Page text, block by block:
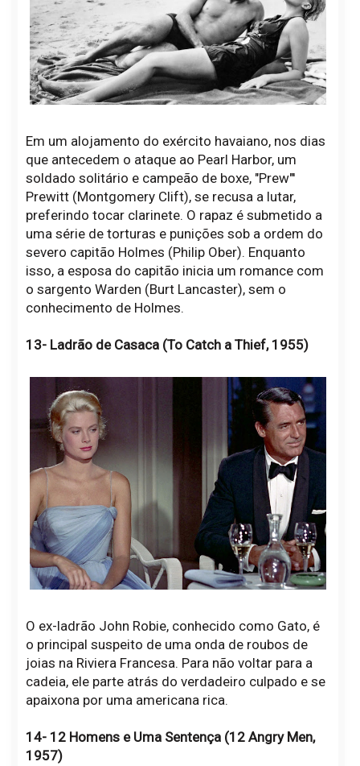
Em um alojamento do exército havaiano, nos dias
que antecedem o ataque ao Pearl Harbor, um
soldado solitário e campeão de boxe, "Prew"'
Prewitt (Montgomery Clift), se recusa a lutar,
preferindo tocar clarinete. O rapaz é submetido a
uma série de torturas e punições sob a ordem do
severo capitão Holmes (Philip Ober). Enquanto
isso, a esposa do capitão inicia um romance com
o sargento Warden (Burt Lancaster), sem o
conhecimento de Holmes.
13- Ladrão de Casaca (To Catch a Thief, 1955)
O ex-ladrão John Robie, conhecido como Gato, é
o principal suspeito de uma onda de roubos de
joias na Riviera Francesa. Para não voltar para a
cadeia, ele parte atrás do verdadeiro culpado e se
apaixona por uma americana rica.
14- 12 Homens e Uma Sentença (12 Angry Men,
1957)